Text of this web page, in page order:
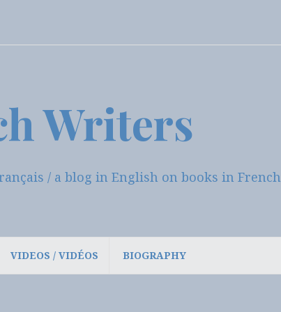
Writers
/ a blog in English on books in French
VIDEOS / VIDÉOS BIOGRAPHY